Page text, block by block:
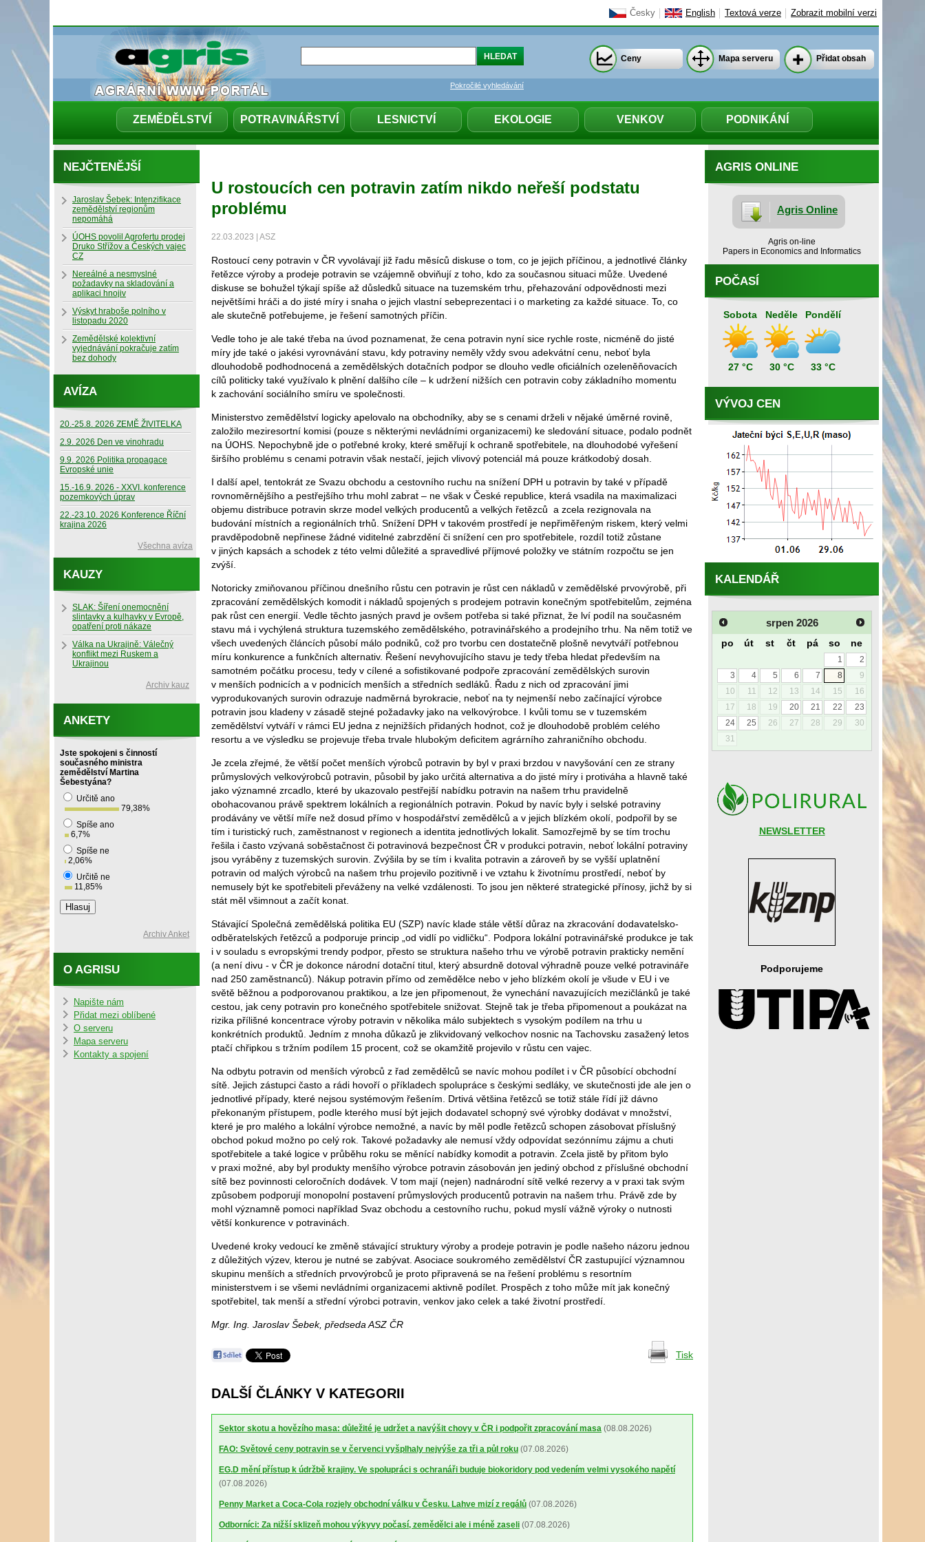
Česky English Textová verze Zobrazit mobilní verzi
ZEMĚDĚLSTVÍ POTRAVINÁŘSTVÍ LESNICTVÍ EKOLOGIE VENKOV PODNIKÁNÍ
Pokročilé vyhledávání
Ceny Mapa serveru Přidat obsah
U rostoucích cen potravin zatím nikdo neřeší podstatu
problému
22.03.2023 | ASZ
Rostoucí ceny potravin v ČR vyvolávají již řadu měsíců diskuse o tom, co je jejich příčinou, a jednotlivé články
řetězce výroby a prodeje potravin se vzájemně obviňují z toho, kdo za současnou situaci může. Uvedené
diskuse se bohužel týkají spíše až důsledků situace na tuzemském trhu, přehazování odpovědnosti mezi
největšími hráči a do jisté míry i snaha o jejich vlastní sebeprezentaci i o marketing za každé situace. To, co
ale skutečně potřebujeme, je řešení samotných příčin.
Vedle toho je ale také třeba na úvod poznamenat, že cena potravin nyní sice rychle roste, nicméně do jisté
míry jde také o jakési vyrovnávání stavu, kdy potraviny neměly vždy svou adekvátní cenu, neboť byla
dlouhodobě podhodnocená a zemědělských dotačních podpor se dlouho vedle oficiálních ozeleněňovacích
cílů politicky také využívalo k plnění dalšího cíle – k udržení nižších cen potravin coby základního momentu
k zachování sociálního smíru ve společnosti.
Ministerstvo zemědělství logicky apelovalo na obchodníky, aby se s cenami drželi v nějaké úměrné rovině,
založilo meziresortní komisi (pouze s některými nevládními organizacemi) ke sledování situace, podalo podnět
na ÚOHS. Nepochybně jde o potřebné kroky, které směřují k ochraně spotřebitele, na dlouhodobé vyřešení
širšího problému s cenami potravin však nestačí, jejich vlivový potenciál má pouze krátkodobý dosah.
I další apel, tentokrát ze Svazu obchodu a cestovního ruchu na snížení DPH u potravin by také v případě
rovnoměrnějšího a pestřejšího trhu mohl zabrat – ne však v České republice, která vsadila na maximalizaci
objemu distribuce potravin skrze model velkých producentů a velkých řetězců a zcela rezignovala na
budování místních a regionálních trhů. Snížení DPH v takovém prostředí je nepřiměřeným riskem, který velmi
pravděpodobně nepřinese žádné viditelné zabrzdění či snížení cen pro spotřebitele, rozdíl totiž zůstane
v jiných kapsách a schodek z této velmi důležité a spravedlivé příjmové položky ve státním rozpočtu se jen
zvýší.
Notoricky zmiňovanou příčinou dnešního růstu cen potravin je růst cen nákladů v zemědělské prvovýrobě, při
zpracování zemědělských komodit i nákladů spojených s prodejem potravin konečným spotřebitelům, zejména
pak růst cen energií. Vedle těchto jasných pravd je ovšem potřeba si také přiznat, že lví podíl na současném
stavu má i vychýlená struktura tuzemského zemědělského, potravinářského a prodejního trhu. Na něm totiž ve
všech uvedených článcích působí málo podniků, což pro tvorbu cen dostatečně plošně nevytváří potřebnou
míru konkurence a funkčních alternativ. Řešení nevyhovujícího stavu je tedy třeba hledat především na
samotném počátku procesu, tedy v cílené a sofistikované podpoře zpracování zemědělských surovin
v menších podnicích a v podnicích menších a středních sedláků. Řadu z nich od zpracování jimi
vyprodukovaných surovin odrazuje nadměrná byrokracie, neboť na ty nejmenší nebo začínající výrobce
potravin jsou kladeny v zásadě stejné požadavky jako na velkovýrobce. I kvůli tomu se v tuzemském
zemědělství vytváří v rámci EU jedna z nejnižších přidaných hodnot, což je dlouhodobě problém celého
resortu a ve výsledku se projevuje třeba trvale hlubokým deficitem agrárního zahraničního obchodu.
Je zcela zřejmé, že větší počet menších výrobců potravin by byl v praxi brzdou v navyšování cen ze strany
průmyslových velkovýrobců potravin, působil by jako určitá alternativa a do jisté míry i protiváha a hlavně také
jako významné zrcadlo, které by ukazovalo pestřejší nabídku potravin na našem trhu pravidelně
obohacovanou právě spektrem lokálních a regionálních potravin. Pokud by navíc byly i selské potraviny
prodávány ve větší míře než dosud přímo v hospodářství zemědělců a v jejich blízkém okolí, podpořil by se
tím i turistický ruch, zaměstnanost v regionech a identita jednotlivých lokalit. Samozřejmě by se tím trochu
řešila i často vzývaná soběstačnost či potravinová bezpečnost ČR v produkci potravin, neboť lokální potraviny
jsou vyráběny z tuzemských surovin. Zvýšila by se tím i kvalita potravin a zároveň by se vyšší uplatnění
potravin od malých výrobců na našem trhu projevilo pozitivně i ve vztahu k životnímu prostředí, neboť by
nemusely být ke spotřebiteli převáženy na velké vzdálenosti. To jsou jen některé strategické přínosy, jichž by si
stát měl všimnout a začít konat.
Stávající Společná zemědělská politika EU (SZP) navíc klade stále větší důraz na zkracování dodavatelsko-
odběratelských řetězců a podporuje princip „od vidlí po vidličku“. Podpora lokální potravinářské produkce je tak
i v souladu s evropskými trendy podpor, přesto se struktura našeho trhu ve výrobě potravin prakticky nemění
(a není divu - v ČR je dokonce národní dotační titul, který absurdně dotoval výhradně pouze velké potravináře
nad 250 zaměstnanců). Nákup potravin přímo od zemědělce nebo v jeho blízkém okolí je všude v EU i ve
světě běžnou a podporovanou praktikou, a lze jen připomenout, že vynechání navazujících mezičlánků je také
cestou, jak ceny potravin pro konečného spotřebitele snižovat. Stejně tak je třeba připomenout a poukázat na
rizika přílišné koncentrace výroby potravin v několika málo subjektech s vysokým podílem na trhu u
konkrétních produktů. Jedním z mnoha důkazů je zlikvidovaný velkochov nosnic na Tachovsku zasažený letos
ptačí chřipkou s tržním podílem 15 procent, což se okamžitě projevilo v růstu cen vajec.
Na odbytu potravin od menších výrobců z řad zemědělců se navíc mohou podílet i v ČR působící obchodní
sítě. Jejich zástupci často a rádi hovoří o příkladech spolupráce s českými sedláky, ve skutečnosti jde ale jen o
jednotlivé případy, které nejsou systémovým řešením. Drtivá většina řetězců se totiž stále řídí již dávno
překonaným přístupem, podle kterého musí být jejich dodavatel schopný své výrobky dodávat v množství,
které je pro malého a lokální výrobce nemožné, a navíc by měl podle řetězců schopen zásobovat příslušný
obchod pokud možno po celý rok. Takové požadavky ale nemusí vždy odpovídat sezónnímu zájmu a chuti
spotřebitele a také logice v průběhu roku se měnící nabídky komodit a potravin. Zcela jistě by přitom bylo
v praxi možné, aby byl produkty menšího výrobce potravin zásobován jen jediný obchod z příslušné obchodní
sítě bez povinnosti celoročních dodávek. V tom mají (nejen) nadnárodní sítě velké rezervy a v praxi tak svým
způsobem podporují monopolní postavení průmyslových producentů potravin na našem trhu. Právě zde by
mohl významně pomoci například Svaz obchodu a cestovního ruchu, pokud myslí vážně výroky o nutnosti
větší konkurence v potravinách.
Uvedené kroky vedoucí ke změně stávající struktury výroby a prodeje potravin je podle našeho názoru jednou
z důležitých výzev, kterou je nutné se zabývat. Asociace soukromého zemědělství ČR zastupující významnou
skupinu menších a středních prvovýrobců je proto připravená se na řešení problému s resortním
ministerstvem i se všemi nevládními organizacemi aktivně podílet. Prospěch z toho může mít jak konečný
spotřebitel, tak menší a střední výrobci potravin, venkov jako celek a také životní prostředí.
Mgr. Ing. Jaroslav Šebek, předseda ASZ ČR
Tisk
DALŠÍ ČLÁNKY V KATEGORII
Sektor skotu a hovězího masa: důležité je udržet a navýšit chovy v ČR i podpořit zpracování masa (08.08.2026)
FAO: Světové ceny potravin se v červenci vyšplhaly nejvýše za tři a půl roku (07.08.2026)
EG.D mění přístup k údržbě krajiny. Ve spolupráci s ochranáři buduje biokoridory pod vedením velmi vysokého napětí
(07.08.2026)
Penny Market a Coca-Cola rozjely obchodní válku v Česku. Lahve mizí z regálů (07.08.2026)
Odborníci: Za nižší sklizeň mohou výkyvy počasí, zemědělci ale i méně zaseli (07.08.2026)
AGRIS ONLINE
Agris Online
Agris on-line
Papers in Economics and Informatics
POČASÍ
Sobota
27 °C
Neděle
30 °C
Pondělí
33 °C
VÝVOJ CEN
KALENDÁŘ
srpen 2026
po út st čt pá so ne
1
2
3
4 5 6 7 8
9
10
11 12 13 14 15
16
17
18 19 20 21 22
23
24
25 26 27 28 29
30
31
NEWSLETTER
Podporujeme
NEJČTENĚJŠÍ
Jaroslav Šebek: Intenzifikace
zemědělství regionům
nepomáhá
ÚOHS povolil Agrofertu prodej
Druko Střížov a Českých vajec
CZ
Nereálné a nesmyslné
požadavky na skladování a
aplikaci hnojiv
Výskyt hraboše polního v
listopadu 2020
Zemědělské kolektivní
vyjednávání pokračuje zatím
bez dohody
AVÍZA
20.-25.8. 2026 ZEMĚ ŽIVITELKA
2.9. 2026 Den ve vinohradu
9.9. 2026 Politika propagace
Evropské unie
15.-16.9. 2026 - XXVI. konference
pozemkových úprav
22.-23.10. 2026 Konference Říční
krajina 2026
Všechna avíza
KAUZY
SLAK: Šíření onemocnění
slintavky a kulhavky v Evropě,
opatření proti nákaze
Válka na Ukrajině: Válečný
konflikt mezi Ruskem a
Ukrajinou
Archiv kauz
ANKETY
Jste spokojeni s činností
současného ministra
zemědělství Martina
Šebestyána?
Určitě ano
79,38%
Spíše ano
6,7%
Spíše ne
2,06%
Určitě ne
11,85%
Archiv Anket
O AGRISU
Napište nám
Přidat mezi oblíbené
O serveru
Mapa serveru
Kontakty a spojení